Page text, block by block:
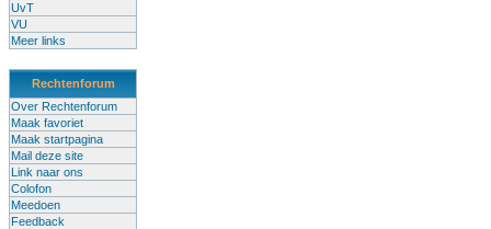
UvT
VU
Meer links
Rechtenforum
Over Rechtenforum
Maak favoriet
Maak startpagina
Mail deze site
Link naar ons
Colofon
Meedoen
Feedback